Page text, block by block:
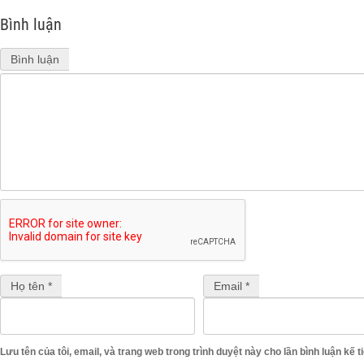
Bình luận
Bình luận
Họ tên * Email *
Lưu tên của tôi, email, và trang web trong trình duyệt này cho lần bình luận kế